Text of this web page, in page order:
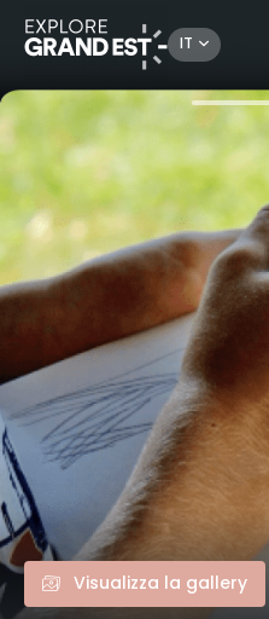
IT
In città City Croquis:
Visualizza la gallery